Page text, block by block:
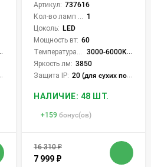
Артикул: 737616
1
Цоколь: LED
Мощность вт: 60
3000-6000K (плавная рег.)
Яркость лм: 3850
Защита IP: 20 (для сухих пом.)
НАЛИЧИЕ: 48 ШТ.
+159 бонус(ов)
16 310₽
7 999 ₽